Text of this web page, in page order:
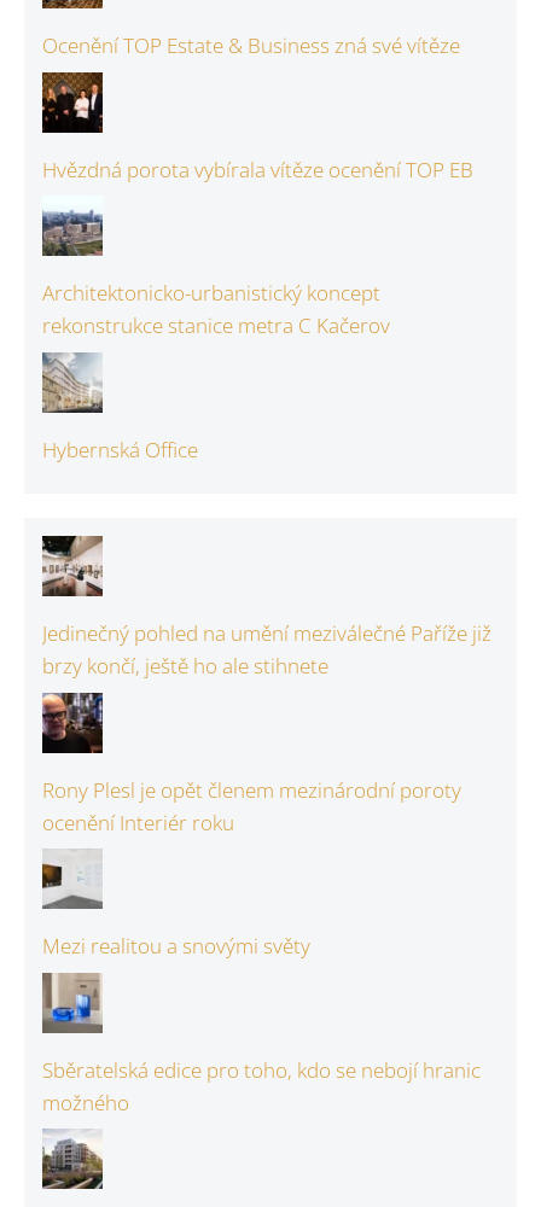
Ocenění TOP Estate & Business zná své vítěze
Hvězdná porota vybírala vítěze ocenění TOP EB
Architektonicko-urbanistický koncept
rekonstrukce stanice metra C Kačerov
Hybernská Office
Jedinečný pohled na umění meziválečné Paříže již
brzy končí, ještě ho ale stihnete
Rony Plesl je opět členem mezinárodní poroty
ocenění Interiér roku
Mezi realitou a snovými světy
Sběratelská edice pro toho, kdo se nebojí hranic
možného